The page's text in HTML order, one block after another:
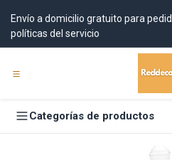
Envío a domicilio gratuito para
políticas del servicio
Categorías de productos